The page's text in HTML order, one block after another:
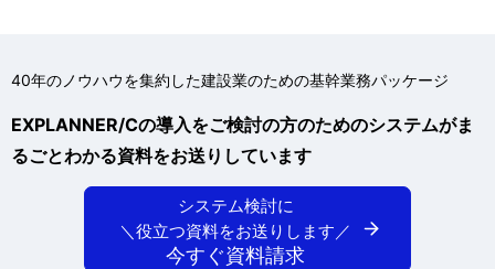
40年のノウハウを集約した建設業のための基幹業務パッケージ
EXPLANNER/Cの導入をご検討の方のためのシステムがま
るごとわかる資料をお送りしています
システム検討に
＼役立つ資料をお送りします／
今すぐ資料請求